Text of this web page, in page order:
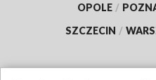
OPOLE /
SZCZECIN /